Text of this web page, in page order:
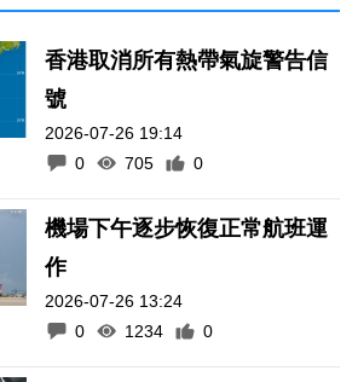
香港取消所有熱帶氣旋警告信
號
2026-07-26 19:14
0
705 0
機場下午逐步恢復正常航班運
作
2026-07-26 13:24
0
1234 0